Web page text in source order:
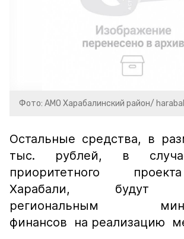
Фото: АМО Харабалинский район/
Остальные средства, в
тыс. рублей, в
приоритетного
Харабали, будут
региональным
финансов на реализацию